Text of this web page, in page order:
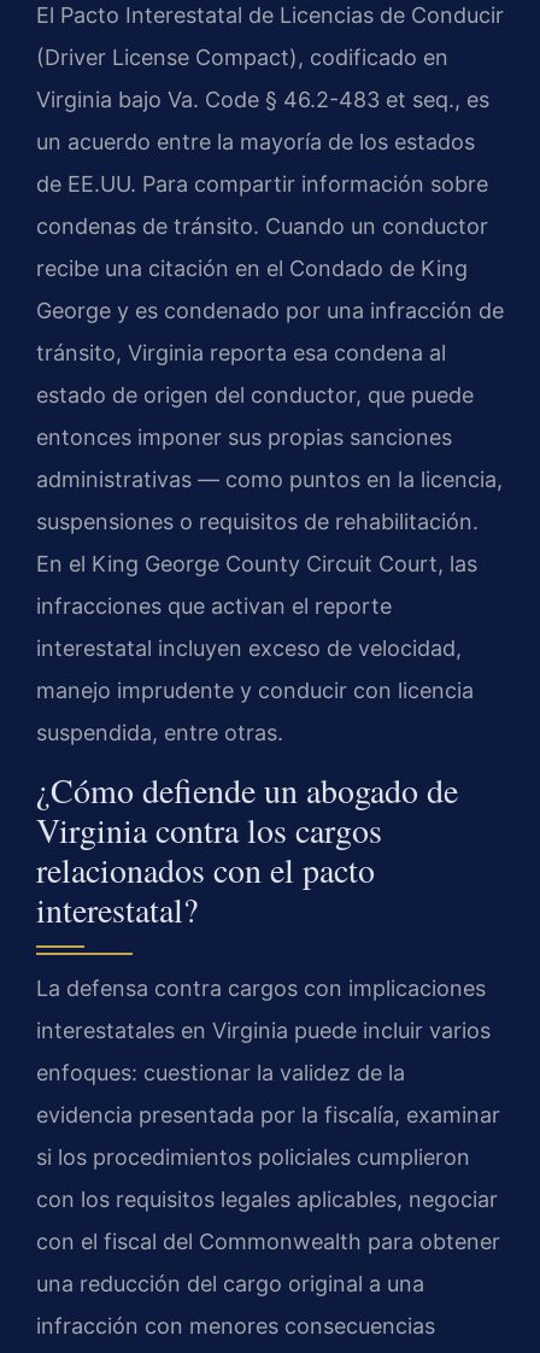
El Pacto Interestatal de Licencias de Conducir
(Driver License Compact), codificado en
Virginia bajo Va. Code § 46.2-483 et seq., es
un acuerdo entre la mayoría de los estados
de EE.UU. Para compartir información sobre
condenas de tránsito. Cuando un conductor
recibe una citación en el Condado de King
George y es condenado por una infracción de
tránsito, Virginia reporta esa condena al
estado de origen del conductor, que puede
entonces imponer sus propias sanciones
administrativas — como puntos en la licencia,
suspensiones o requisitos de rehabilitación.
En el King George County Circuit Court, las
infracciones que activan el reporte
interestatal incluyen exceso de velocidad,
manejo imprudente y conducir con licencia
suspendida, entre otras.
¿Cómo defiende un abogado de
Virginia contra los cargos
relacionados con el pacto
interestatal?
La defensa contra cargos con implicaciones
interestatales en Virginia puede incluir varios
enfoques: cuestionar la validez de la
evidencia presentada por la fiscalía, examinar
si los procedimientos policiales cumplieron
con los requisitos legales aplicables, negociar
con el fiscal del Commonwealth para obtener
una reducción del cargo original a una
infracción con menores consecuencias